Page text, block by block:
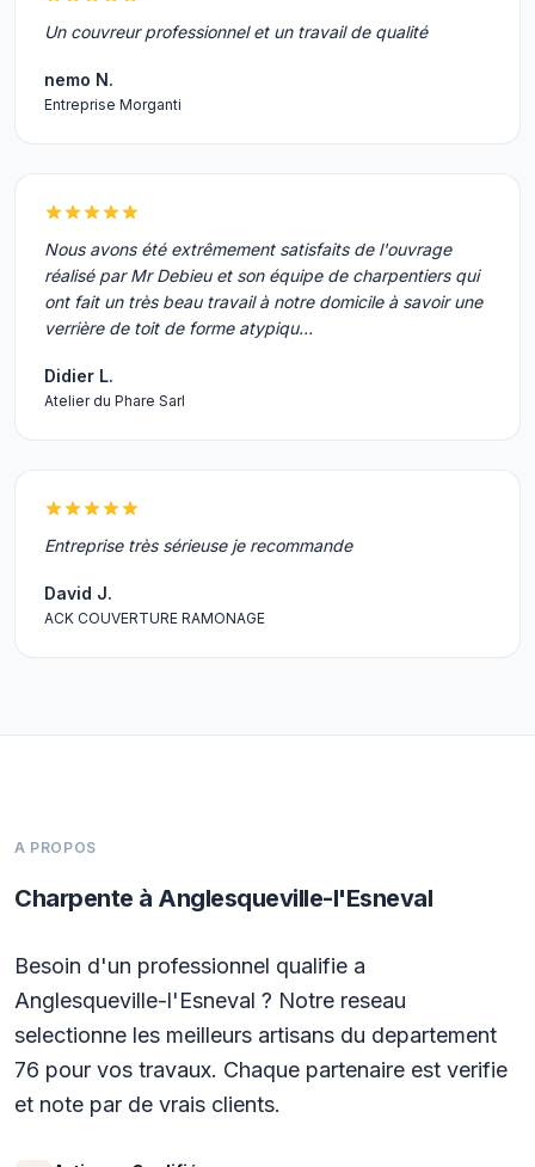
Un couvreur professionnel et un travail de qualité
nemo N.
Entreprise Morganti
Nous avons été extrêmement satisfaits de l'ouvrage
réalisé par Mr Debieu et son équipe de charpentiers qui
ont fait un très beau travail à notre domicile à savoir une
verrière de toit de forme atypiqu…
Didier L.
Atelier du Phare Sarl
Entreprise très sérieuse je recommande
David J.
ACK COUVERTURE RAMONAGE
A PROPOS
Charpente à Anglesqueville-l'Esneval
Besoin d'un professionnel qualifie a
Anglesqueville-l'Esneval ? Notre reseau
selectionne les meilleurs artisans du departement
76 pour vos travaux. Chaque partenaire est verifie
et note par de vrais clients.